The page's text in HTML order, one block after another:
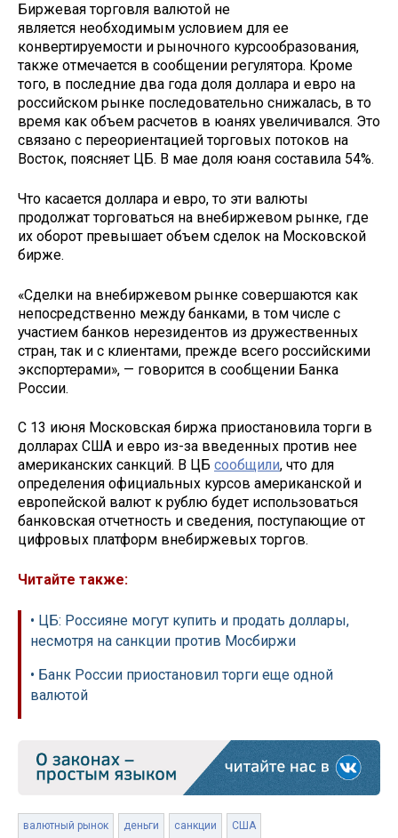
Биржевая торговля валютой не
является необходимым условием для ее
конвертируемости и рыночного курсообразования,
также отмечается в сообщении регулятора. Кроме
того, в последние два года доля доллара и евро на
российском рынке последовательно снижалась, в то
время как объем расчетов в юанях увеличивался. Это
связано с переориентацией торговых потоков на
Восток, поясняет ЦБ. В мае доля юаня составила 54%.
Что касается доллара и евро, то эти валюты
продолжат торговаться на внебиржевом рынке, где
их оборот превышает объем сделок на Московской
бирже.
«Сделки на внебиржевом рынке совершаются как
непосредственно между банками, в том числе с
участием банков нерезидентов из дружественных
стран, так и с клиентами, прежде всего российскими
экспортерами», — говорится в сообщении Банка
России.
С 13 июня Московская биржа приостановила торги в
долларах США и евро из-за введенных против нее
американских санкций. В ЦБ сообщили, что для
определения официальных курсов американской и
европейской валют к рублю будет использоваться
банковская отчетность и сведения, поступающие от
цифровых платформ внебиржевых торгов.
Читайте также:
• ЦБ: Россияне могут купить и продать доллары,
несмотря на санкции против Мосбиржи
• Банк России приостановил торги еще одной
валютой
валютный рынок деньги санкции США